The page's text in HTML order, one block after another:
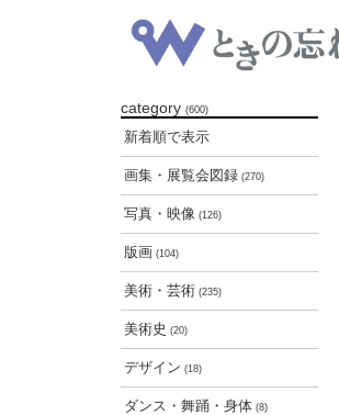
category (600)
新着順で表示
画集・展覧会図録 (270)
写真・映像 (126)
版画 (104)
美術・芸術 (235)
美術史 (20)
デザイン (18)
ダンス・舞踊・身体 (8)